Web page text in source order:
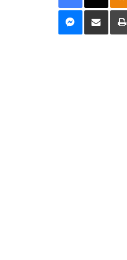
Messenger
Distribuie prin mail